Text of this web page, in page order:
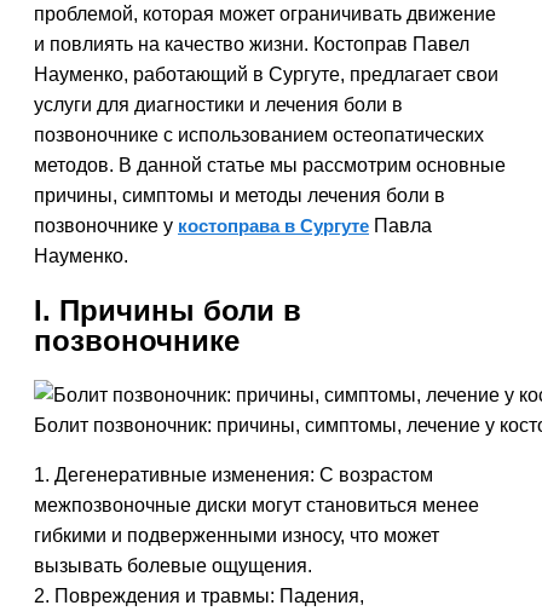
проблемой, которая может ограничивать движение
и повлиять на качество жизни. Костоправ Павел
Науменко, работающий в Сургуте, предлагает свои
услуги для диагностики и лечения боли в
позвоночнике с использованием остеопатических
методов. В данной статье мы рассмотрим основные
причины, симптомы и методы лечения боли в
позвоночнике у костоправа в Сургуте Павла
Науменко.
I. Причины боли в
позвоночнике
Болит позвоночник: причины, симптомы, лечение у
1. Дегенеративные изменения: С возрастом
межпозвоночные диски могут становиться менее
гибкими и подверженными износу, что может
вызывать болевые ощущения.
2. Повреждения и травмы: Падения,